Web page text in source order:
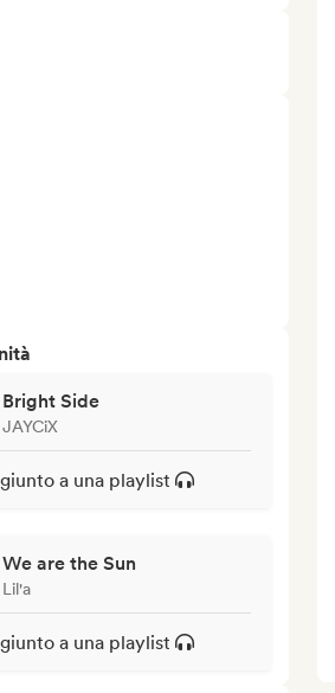
Bright Side
JAYCiX
a una playlist
We are the Sun
Lil'a
a una playlist